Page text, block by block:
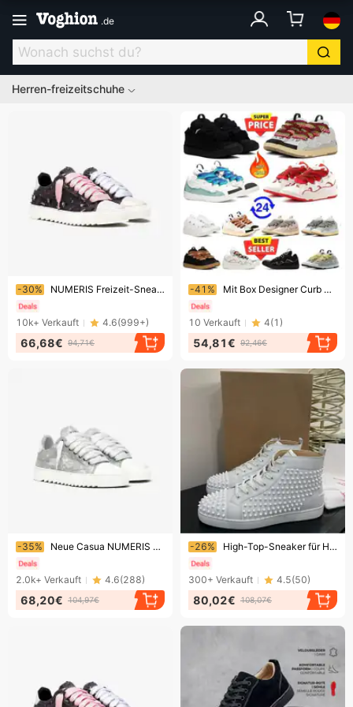
.de
Herren-freizeitschuhe
Endet bald!
-30% NUMERIS Freizeit-Sneaker – Unisex-Modeschuhe im europäischen Stil (Authentische Premium-Edition)
10k+ Verkauft 4.6(999+)
66,68€ 94,71€
Endet bald!
-41% Mit Box Designer Curb Schuhe Sneakers für Männer Frauen Schwarze Herren Damen Trainer Plate-forme Casual Chaussure Platform
10 Verkauft 4(1 )
54,81€ 92,46€
Endet bald!
-35% Neue Casua NUMERIS Digital Series Sneakers – Vielseitige Unisex-Skate-Schuhe für die Freizeit.
2.0k+ Verkauft 4.6(288)
68,20€ 104,97€
Endet bald!
-26% High-Top-Sneaker für Herren mit Nieten – Punk-Rock-Schuhe mit Metallösen, klobiger Gummisohle und Retro-Streetstyle
300+ Verkauft 4.5(50)
80,02€ 108,07€